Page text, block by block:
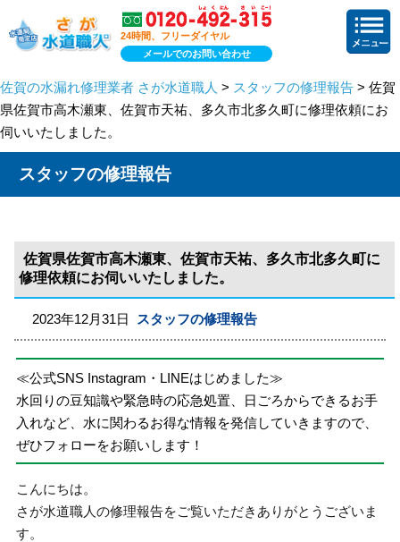
24時間、フリーダイヤル
メールでのお問い合わせ
佐賀の水漏れ修理業者 さが水道職人 > スタッフの修理報告 > 佐賀
県佐賀市高木瀬東、佐賀市天祐、多久市北多久町に修理依頼にお
伺いいたしました。
スタッフの修理報告
佐賀県佐賀市高木瀬東、佐賀市天祐、多久市北多久町に
修理依頼にお伺いいたしました。
2023年12月31日 スタッフの修理報告
≪公式SNS Instagram・LINEはじめました≫
水回りの豆知識や緊急時の応急処置、日ごろからできるお手
入れなど、水に関わるお得な情報を発信していきますので、
ぜひフォローをお願いします！
こんにちは。
さが水道職人の修理報告をご覧いただきありがとうございま
す。